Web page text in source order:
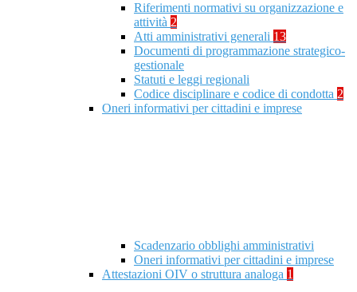
Riferimenti normativi su organizzazione e
attività 2
Atti amministrativi generali 13
Documenti di programmazione strategico-
gestionale
Statuti e leggi regionali
Codice disciplinare e codice di condotta 2
Oneri informativi per cittadini e imprese
Scadenzario obblighi amministrativi
Oneri informativi per cittadini e imprese
Attestazioni OIV o struttura analoga 1